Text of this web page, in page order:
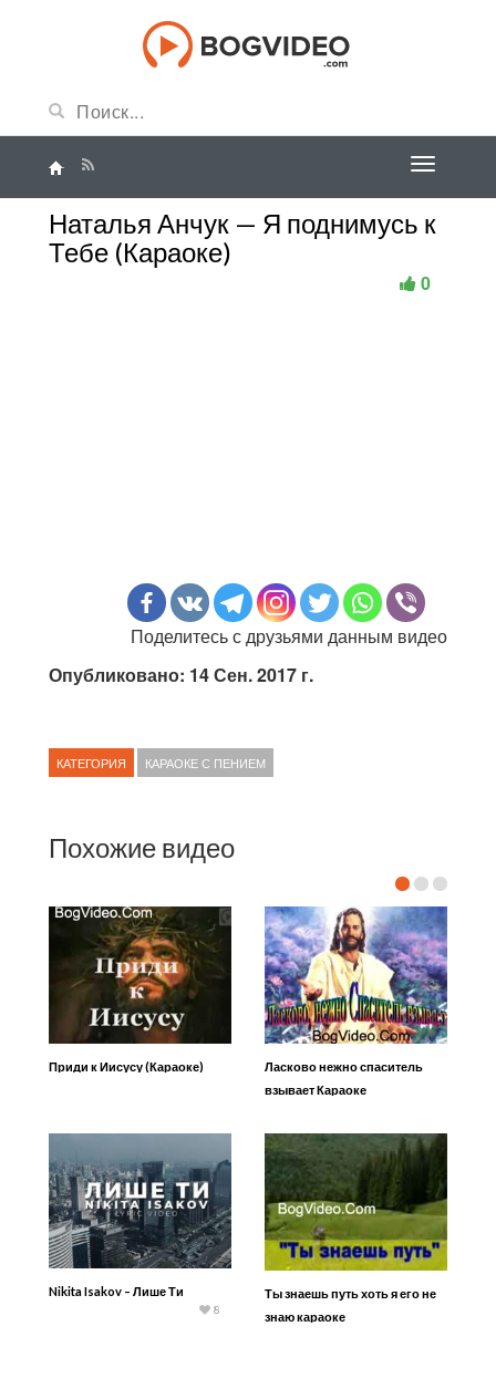
Наталья Анчук — Я поднимусь к
Тебе (Караоке)
0
Поделитесь с друзьями данным видео
Опубликовано: 14 Сен. 2017 г.
КАТЕГОРИЯ КАРАОКЕ С ПЕНИЕМ
Похожие видео
Приди к Иисусу (Караоке)
Ласково нежно спаситель
взывает Караоке
Nikita Isakov – Лише Ти
8
Ты знаешь путь хоть я его не
знаю караоке